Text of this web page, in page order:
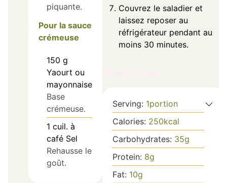
piquante.
Pour la sauce
crémeuse
150 g
Yaourt ou
mayonnaise
Base
crémeuse.
1 cuil. à
café Sel
Rehausse le
goût.
Couvrez le saladier et
laissez reposer au
réfrigérateur pendant au
moins 30 minutes.
Serving: 1portion
Calories: 250kcal
Carbohydrates: 35g
Protein: 8g
Fat: 10g